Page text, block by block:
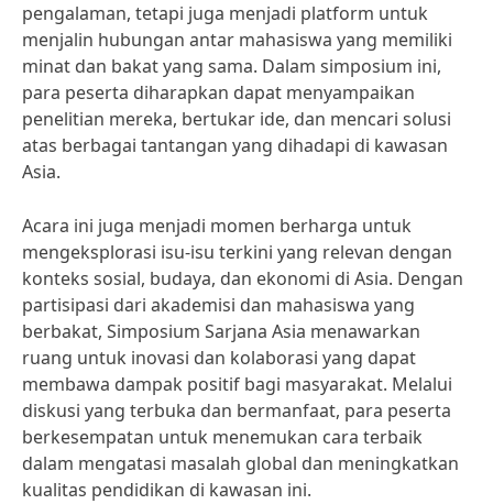
pengalaman, tetapi juga menjadi platform untuk
menjalin hubungan antar mahasiswa yang memiliki
minat dan bakat yang sama. Dalam simposium ini,
para peserta diharapkan dapat menyampaikan
penelitian mereka, bertukar ide, dan mencari solusi
atas berbagai tantangan yang dihadapi di kawasan
Asia.
Acara ini juga menjadi momen berharga untuk
mengeksplorasi isu-isu terkini yang relevan dengan
konteks sosial, budaya, dan ekonomi di Asia. Dengan
partisipasi dari akademisi dan mahasiswa yang
berbakat, Simposium Sarjana Asia menawarkan
ruang untuk inovasi dan kolaborasi yang dapat
membawa dampak positif bagi masyarakat. Melalui
diskusi yang terbuka dan bermanfaat, para peserta
berkesempatan untuk menemukan cara terbaik
dalam mengatasi masalah global dan meningkatkan
kualitas pendidikan di kawasan ini.